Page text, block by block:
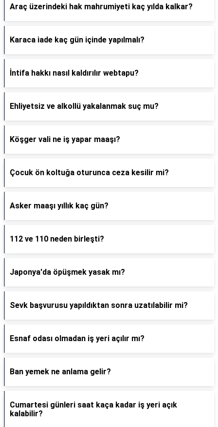
Araç üzerindeki hak mahrumiyeti kaç yılda kalkar?
Karaca iade kaç gün içinde yapılmalı?
İntifa hakkı nasıl kaldırılır webtapu?
Ehliyetsiz ve alkollü yakalanmak suç mu?
Köşger vali ne iş yapar maaşı?
Çocuk ön koltuğa oturunca ceza kesilir mi?
Asker maaşı yıllık kaç gün?
112 ve 110 neden birleşti?
Japonya'da öpüşmek yasak mı?
Sevk başvurusu yapıldıktan sonra uzatılabilir mi?
Esnaf odası olmadan iş yeri açılır mı?
Ban yemek ne anlama gelir?
Cumartesi günleri saat kaça kadar iş yeri açık
kalabilir?